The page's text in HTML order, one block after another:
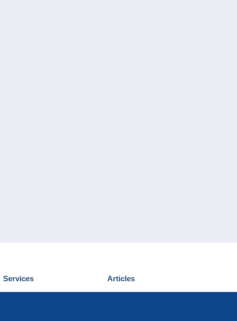
Services
Découvrir Delcampe
Articles